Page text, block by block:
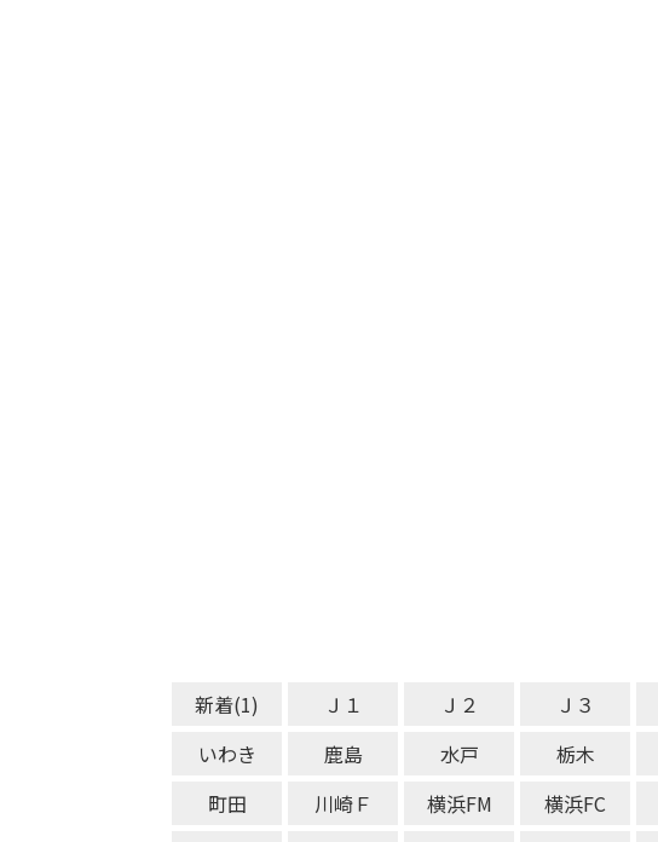
新着(1) Ｊ１ Ｊ２ Ｊ３
いわき
鹿島 水戸 栃木
町田
川崎Ｆ 横浜FM 横浜FC